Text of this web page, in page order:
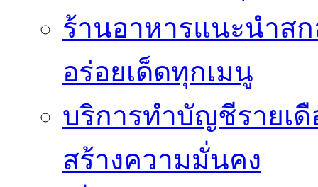
ร้านอาหารแนะนำส
อร่อยเด็ดทุกเมนู
บริการทำบัญชีรายเ
สร้างความมั่นคง